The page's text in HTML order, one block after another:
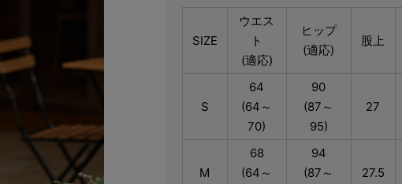
SIZE
ウエス
ト
(適応)
ヒップ
(適応)
股上
S
64
(64～
70)
90
(87～
95)
27
M
68
(64～
94
(87～
27.5